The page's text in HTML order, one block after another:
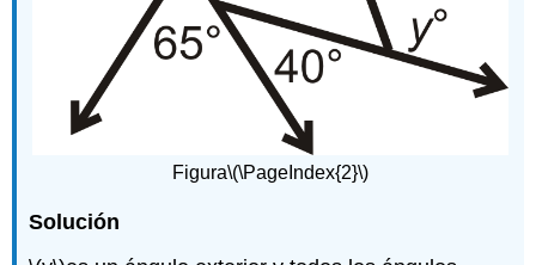
Figura\(\PageIndex{2}\)
Solución